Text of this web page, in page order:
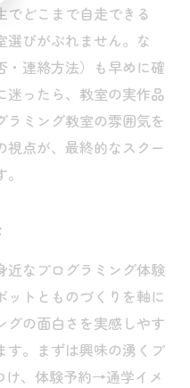
でどこまで自走できる
選びがぶれません。な
・連絡方法）も早めに確
迷ったら、教室の実作品
ラミング教室の雰囲気を
点が、最終的なスクー
近なプログラミング体験
ットとものづくりを軸に
グの面白さを実感しやす
す。まずは興味の湧くプ
け、体験予約→通学イメ